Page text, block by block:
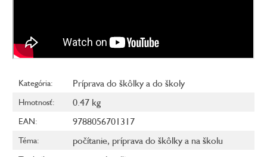
Kategória: Príprava do škôlky a do školy
Hmotnosť: 0.47 kg
EAN: 9788056701317
Téma: počítanie, príprava do škôlky a na školu